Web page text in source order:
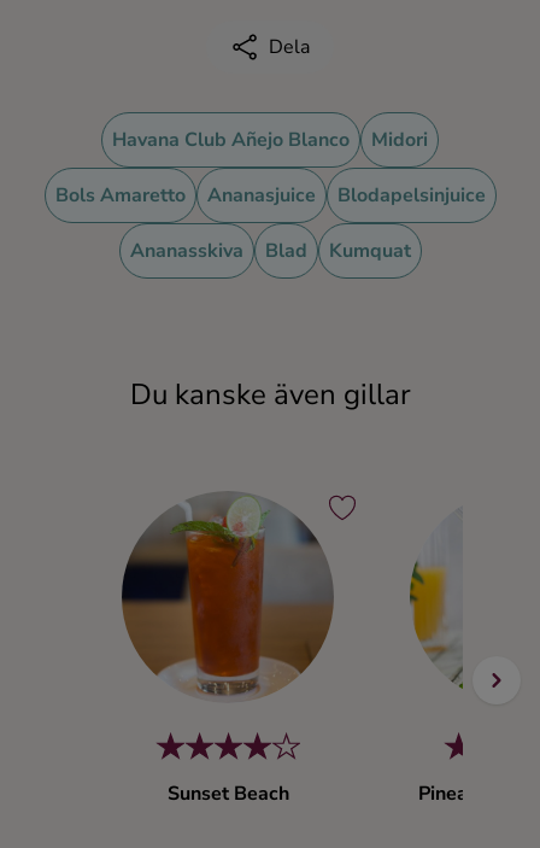
Whisky
Ingredienser
Dela
Havana Club Añejo Blanco Midori
Bols Amaretto Ananasjuice Blodapelsinjuice
Ananasskiva Blad Kumquat
Du kanske även gillar
Sunset Beach
Pineapple